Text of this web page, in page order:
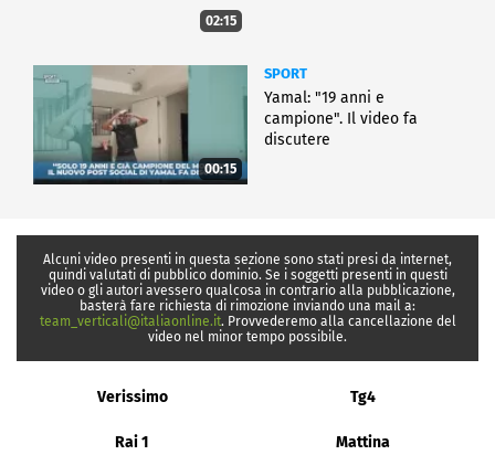
02:15
00:15
SPORT
Yamal: "19 anni e
campione". Il video fa
discutere
Alcuni video presenti in questa sezione sono stati presi da internet,
quindi valutati di pubblico dominio. Se i soggetti presenti in questi
video o gli autori avessero qualcosa in contrario alla pubblicazione,
basterà fare richiesta di rimozione inviando una mail a:
team_verticali@italiaonline.it. Provvederemo alla cancellazione del
video nel minor tempo possibile.
Verissimo Tg4
Rai 1 Mattina